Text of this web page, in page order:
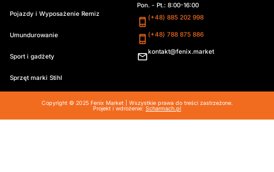
Pojazdy i Wyposażenie Remiz
Umundurowanie
Sport i gadżety
Sprzęt marki Stihl
Pon. - Pt.: 8:00-16:00
(+48) 885 202 998
(+48) 788 875 886
kontakt@fenix.market
Copyright © 2025 Fenix Market | Wszystkie prawa do treści zastrzeżone.
Projekt i wdrożenie: Scharmach.pl